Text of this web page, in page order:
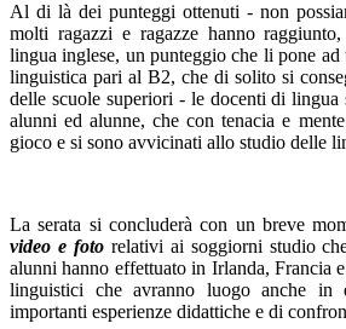
Al di là dei punteggi ottenuti - non
molti ragazzi e ragazze hanno
lingua inglese, un punteggio che li pone
linguistica pari al B2, che di solito si
delle scuole superiori - le docenti di
alunni ed alunne, che con tenacia e
gioco e si sono avvicinati allo studio delle
La serata si concluderà con un breve
video e fotorelativi ai soggiorni studio
alunni hanno effettuato in Irlanda, Francia
linguistici che avranno luogo anche in
importanti esperienze didattiche e di